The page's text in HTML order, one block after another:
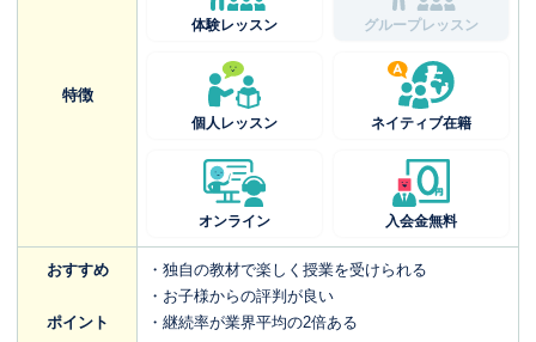
特徴
体験レッスン グループレッスン
個人レッスン ネイティブ在籍
オンライン 入会金無料
おすすめ
ポイント
・独自の教材で楽しく授業を受けられる
・お子様からの評判が良い
・継続率が業界平均の2倍ある